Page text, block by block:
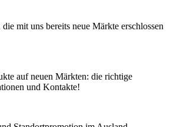
mit uns bereits neue Märkte erschlossen
auf neuen Märkten: die richtige
und Kontakte!